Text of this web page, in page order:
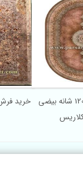
سایت فرش 1200 شانه بیضی
روچک کلاریس